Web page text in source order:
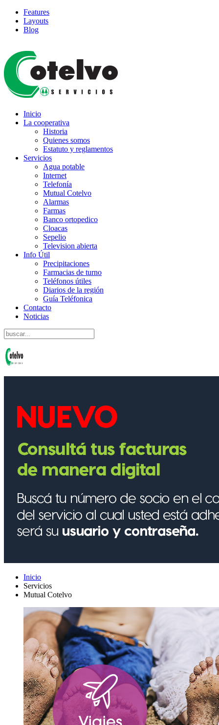
Features
Layouts
Blog
Inicio
La cooperativa
Historia
Quienes somos
Estatuto y reglamentos
Servicios
Agua potable
Internet
Telefonía
Mutual Cotelvo
Alarmas
Farmas
Banco ortopedico
Cloacas
Sepelio
Television abierta
Info Útil
Precipitaciones
Farmacias de turno
Teléfonos útiles
Diarios de la región
Guía Teléfonica
Contacto
Noticias
Inicio
Servicios
Mutual Cotelvo